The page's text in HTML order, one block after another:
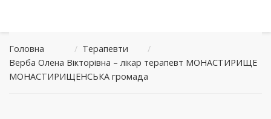
Головна / Терапевти
/
Верба Олена Вікторівна – лікар терапевт МОНАСТИРИЩЕ
МОНАСТИРИЩЕНСЬКА громада